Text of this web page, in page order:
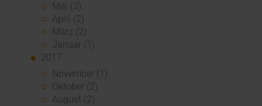
Mai (3)
April (2)
März (2)
Januar (1)
2017
November (1)
Oktober (2)
August (2)